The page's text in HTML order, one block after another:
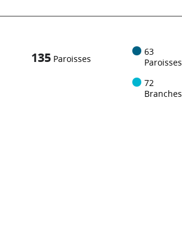
135 Paroisses
63
Paroisses
72
Branches